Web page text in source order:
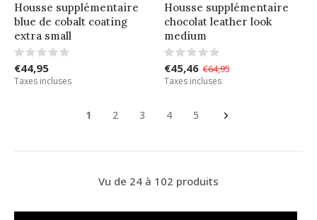
Housse supplémentaire
blue de cobalt coating
extra small
€44,95
Taxes incluses
Housse supplémentaire
chocolat leather look
medium
€45,46 €64,95
Taxes incluses
1 2 3 4 5
Vu de 24 à 102 produits